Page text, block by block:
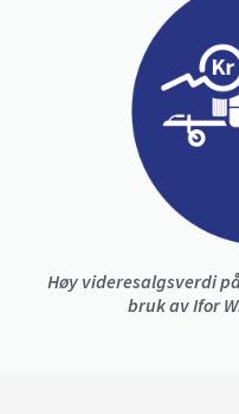
Høy videresalgsverdi
bruk av Ifor